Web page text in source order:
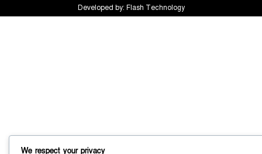
Developed by: Flash Technology
We respect your privacy